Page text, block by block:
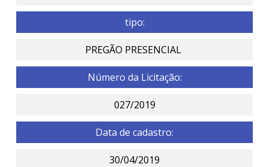
tipo:
PREGÃO PRESENCIAL
Número da Licitação:
027/2019
Data de cadastro:
30/04/2019